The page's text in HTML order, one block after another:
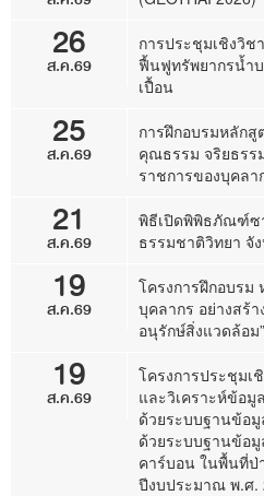
26
ส.ค.69
การประชุมเชิงวิ
ฟื้นฟูทรัพยากรน้ำ
เปื้อน
25
ส.ค.69
การฝึกอบรมหลักสู
คุณธรรม จริยธรร
ราชการของบุคล
21
ส.ค.69
พิธีเปิดพิพิธภัณฑ์ซ
ธรรมชาติวิทยา จั
19
ส.ค.69
โครงการฝึกอบร
บุคลากร อย่างสร้
อนุรักษ์สิ่งแวดล้อม”
19
ส.ค.69
โครงการประชุมเ
และวิเคราะห์ข้อมู
ด้วยระบบฐานข้อ
ด้วยระบบฐานข้อมู
คาร์บอน ในพื้นที่ป่
ปีงบประมาณ พ.ศ.